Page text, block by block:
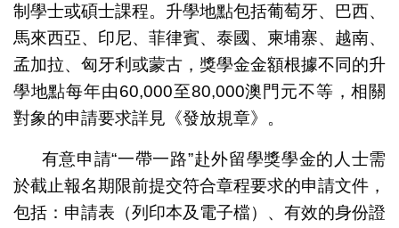
制學士或碩士課程。升學地點包括葡萄牙、巴西、
馬來西亞、印尼、菲律賓、泰國、柬埔寨、越南、
孟加拉、匈牙利或蒙古，獎學金金額根據不同的升
學地點每年由60,000至80,000澳門元不等，相關
對象的申請要求詳見《發放規章》。
有意申請“一帶一路”赴外留學獎學金的人士需
於截止報名期限前提交符合章程要求的申請文件，
包括：申請表（列印本及電子檔）、有效的身份證